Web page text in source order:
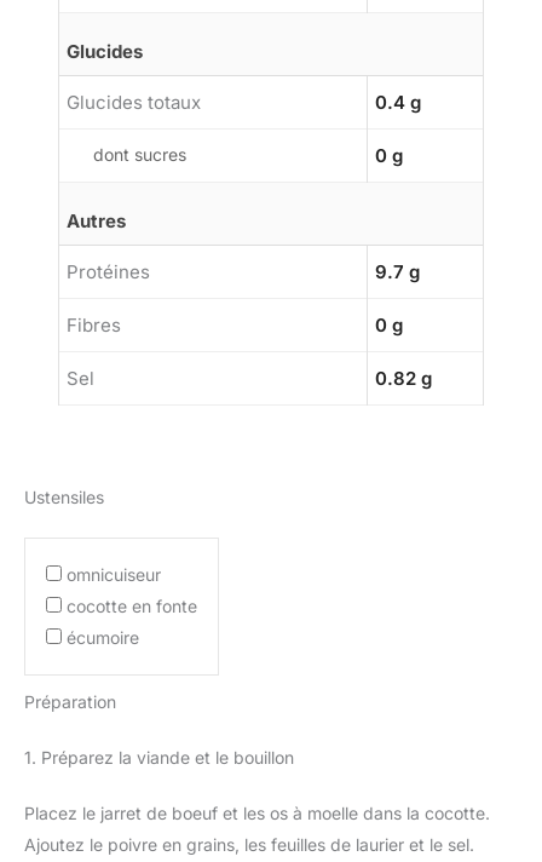
Glucides
Glucides totaux 0.4 g
dont sucres 0 g
Autres
Protéines 9.7 g
Fibres 0 g
Sel 0.82 g
Ustensiles
omnicuiseur
cocotte en fonte
écumoire
Préparation
1. Préparez la viande et le bouillon
Placez le jarret de boeuf et les os à moelle dans la cocotte.
Ajoutez le poivre en grains, les feuilles de laurier et le sel.